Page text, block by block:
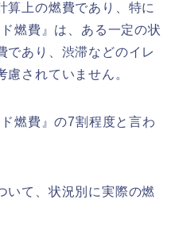
算上の燃費であり、特に
燃費』は、ある一定の状
であり、渋滞などのイレ
されていません。
燃費』の7割程度と言わ
いて、状況別に実際の燃